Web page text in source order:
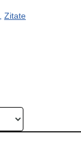
Zitate